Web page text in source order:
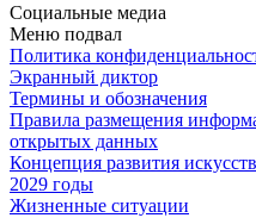
Социальные медиа
Меню подвал
Политика
Экранный диктор
Термины и обозначения
Правила размещения
открытых данных
Концепция развития
2029 годы
Жизненные ситуации